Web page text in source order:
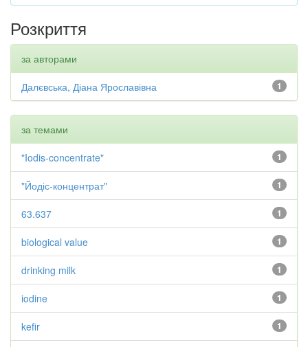
Розкриття
за авторами
1
Далєвська, Діана Ярославівна
за темами
1
"Iodis-concentrate"
1
"Йодіс-концентрат"
1
63.637
1
biological value
1
drinking milk
1
iodine
1
kefir